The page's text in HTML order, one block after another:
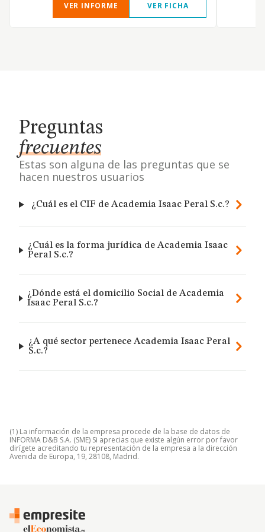
VER INFORME VER FICHA
Preguntas
frecuentes
Estas son alguna de las preguntas que se
hacen nuestros usuarios
¿Cuál es el CIF de Academia Isaac Peral S.c.?
¿Cuál es la forma jurídica de Academia Isaac
Peral S.c.?
¿Dónde está el domicilio Social de Academia
Isaac Peral S.c.?
¿A qué sector pertenece Academia Isaac Peral
S.c.?
(1) La información de la empresa procede de la base de datos de
INFORMA D&B S.A. (SME) Si aprecias que existe algún error por favor
dirígete acreditando tu representación de la empresa a la dirección
Avenida de Europa, 19, 28108, Madrid.